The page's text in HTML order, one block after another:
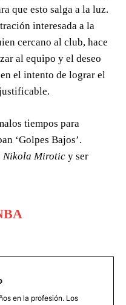
que esto salga a la luz.
interesada a la
cercano al club, hace
al equipo y el deseo
el intento de lograr el
tiempos para
‘Golpes Bajos’.
Nikola Mirotic y ser
en la profesión. Los